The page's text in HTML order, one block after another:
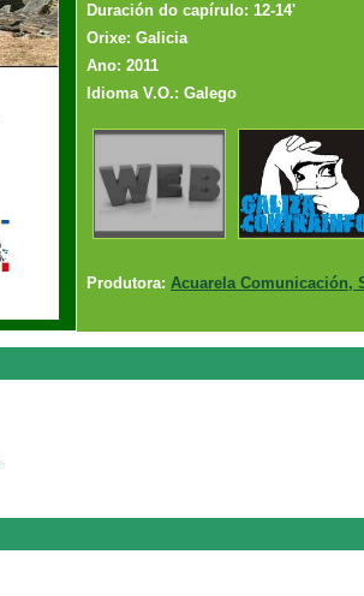
Duración do capírulo: 12-14'
Orixe: Galicia
Ano: 2011
Idioma V.O.: Galego
Produtora: Acuarela Comunicación,